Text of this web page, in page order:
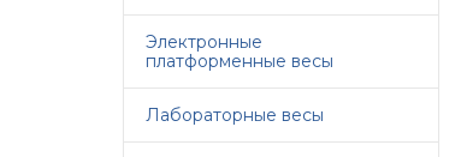
Электронные
платформенные весы
Лабораторные весы